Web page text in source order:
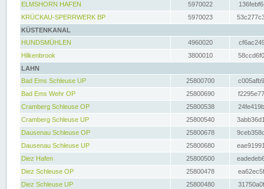
ELMSHORN HAFEN
5970022
KRÜCKAU-SPERRWERK BP
5970023
KÜSTENKANAL
HUNDSMÜHLEN
4960020
Hilkenbrook
3800010
LAHN
Bad Ems Schleuse UP
25800700
Bad Ems Wehr OP
25800690
Cramberg Schleuse OP
25800538
Cramberg Schleuse UP
25800540
Dausenau Schleuse OP
25800678
Dausenau Schleuse UP
25800680
Diez Hafen
25800500
Diez Schleuse OP
25800478
Diez Schleuse UP
25800480